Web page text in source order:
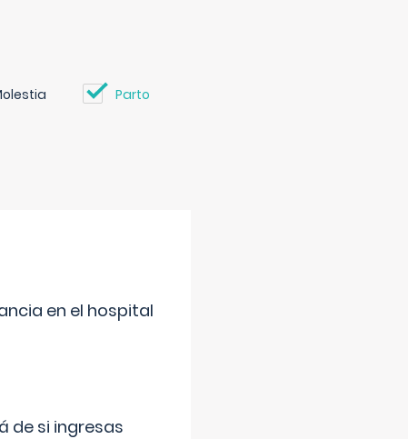
Parto
en el hospital
de si ingresas